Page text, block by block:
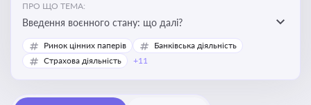
ПРО ЩО ТЕМА:
Введення воєнного стану: що далі?
Ринок цінних паперів
Банківська діяльність
Страхова діяльність
+11